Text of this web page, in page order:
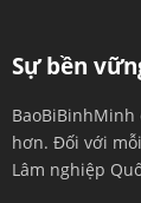
Sự bền
hơn. Đối với
Lâm nghiệp